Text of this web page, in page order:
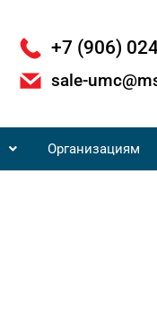
+7 (906)
sale-
Организациям